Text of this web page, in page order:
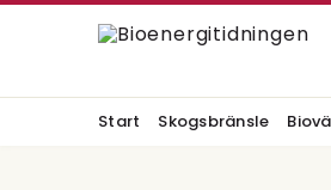
Start Skogsbränsle